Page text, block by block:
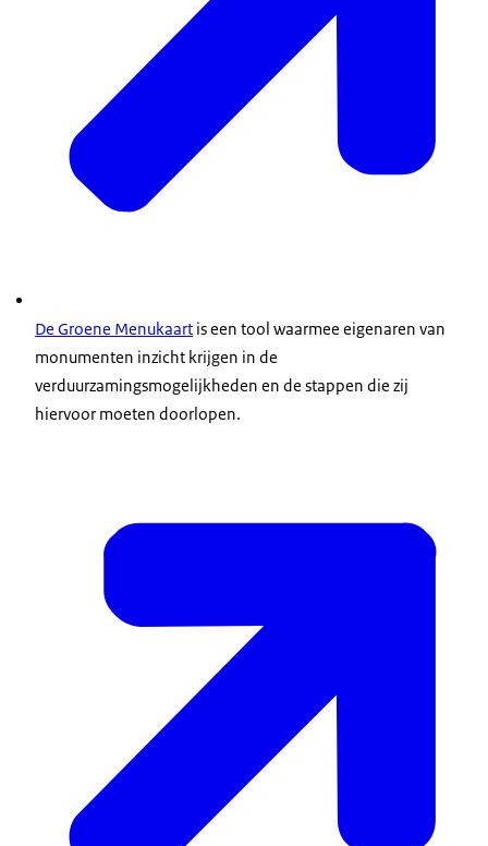
De Groene Menukaart is een tool waarmee eigenaren van
monumenten inzicht krijgen in de
verduurzamingsmogelijkheden en de stappen die zij
hiervoor moeten doorlopen.